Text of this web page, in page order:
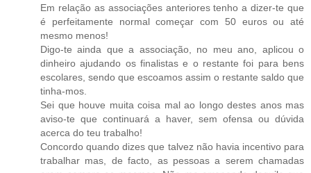
Em relação as associações anteriores tenho a dizer-te que
é perfeitamente normal começar com 50 euros ou até
mesmo menos!
Digo-te ainda que a associação, no meu ano, aplicou o
dinheiro ajudando os finalistas e o restante foi para bens
escolares, sendo que escoamos assim o restante saldo que
tinha-mos.
Sei que houve muita coisa mal ao longo destes anos mas
aviso-te que continuará a haver, sem ofensa ou dúvida
acerca do teu trabalho!
Concordo quando dizes que talvez não havia incentivo para
trabalhar mas, de facto, as pessoas a serem chamadas